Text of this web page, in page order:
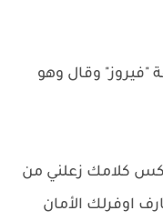
"فيروز" وقال وهو
كلامك زعلني من
اوفرلك الأمان